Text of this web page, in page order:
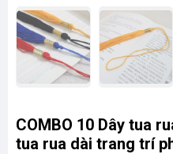
COMBO 10 Dây tua
tua rua dài trang trí